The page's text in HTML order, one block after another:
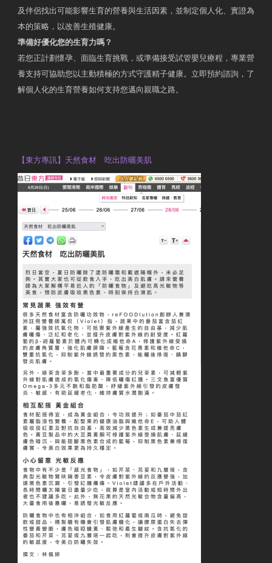
及伴侶找出可能影響生育的營養與生活因素，並制定個人化、實證為
本的策略，以改善生殖健康。
準備好優化您的生育力嗎？
若您正計劃懷孕、面臨生育挑戰，或準備接受試管嬰兒療程，專業營
養支持可協助您以主動積極的方式守護精子健康。立即預約諮詢，了
解個人化的生育營養如何支持您邁向親職之路。
【東方專訊】天然食材 吃出防曬美肌